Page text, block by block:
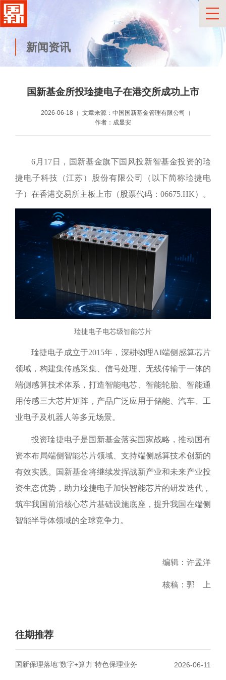
新闻资讯
国新基金所投琻捷电子在港交所成功上市
2026-06-18
文章来源：中国国新基金管理有限公司
作者：成显安
6月17日，国新基金旗下国风投新智基金投资的琻
捷电子科技（江苏）股份有限公司（以下简称琻捷电
子）在香港交易所主板上市（股票代码：06675.HK）。
琻捷电子电芯级智能芯片
琻捷电子成立于2015年，深耕物理AI端侧感算芯片
领域，构建集传感采集、信号处理、无线传输于一体的
端侧感算技术体系，打造智能电芯、智能轮胎、智能通
用传感三大芯片矩阵，产品广泛应用于储能、汽车、工
业电子及机器人等多元场景。
投资琻捷电子是国新基金落实国家战略，推动国有
资本布局端侧智能芯片领域、支持端侧感算技术创新的
有效实践。国新基金将继续发挥战新产业和未来产业投
资生态优势，助力琻捷电子加快智能芯片的研发迭代，
筑牢我国前沿核心芯片基础设施底座，提升我国在端侧
智能半导体领域的全球竞争力。
编辑：许孟洋
核稿：郭 上
往期推荐
国新保理落地“数字+算力”特色保理业务 2026-06-11